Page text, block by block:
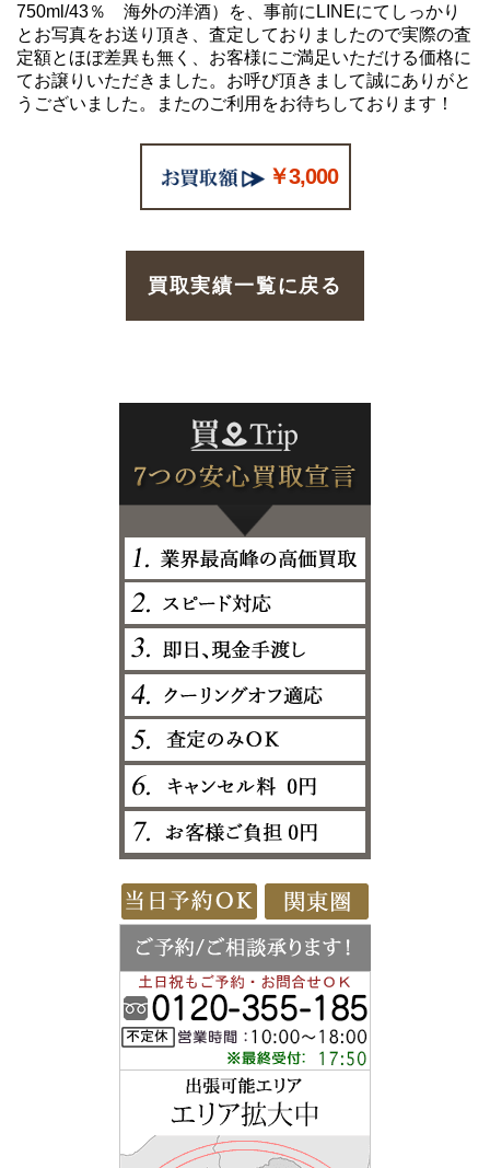
750ml/43％ 海外の洋酒）を、事前にLINEにてしっかり
とお写真をお送り頂き、査定しておりましたので実際の査
定額とほぼ差異も無く、お客様にご満足いただける価格に
てお譲りいただきました。お呼び頂きまして誠にありがと
うございました。またのご利用をお待ちしております！
￥3,000
買取実績一覧に戻る